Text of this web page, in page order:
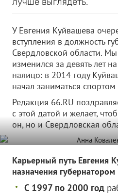
У Евгения Куйвашева
вступления в должность
Свердловской области.
изменился за девять лет
налицо: в 2014 году
начал заниматься
Редакция 66.RU
с этой датой и желает,
он, но и Свердловская
Карьерный путь Евгения
назначения губернатором
С 1997 по 2000 год